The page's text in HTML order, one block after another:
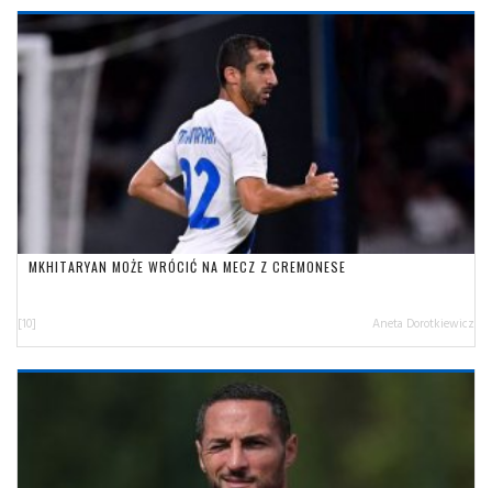
MKHITARYAN MOŻE WRÓCIĆ NA MECZ Z CREMONESE
[10] Aneta Dorotkiewicz